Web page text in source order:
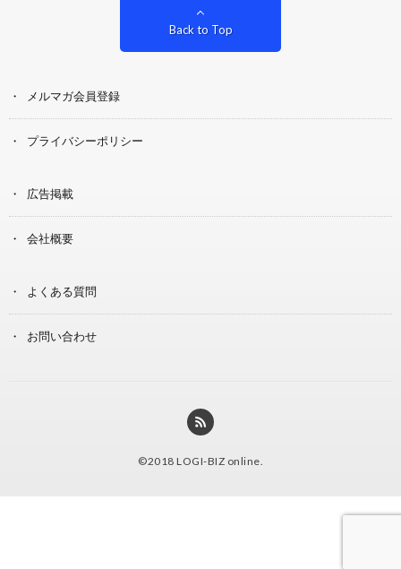
Back to Top
メルマガ会員登録
プライバシーポリシー
広告掲載
会社概要
よくある質問
お問い合わせ
©2018 LOGI-BIZ online